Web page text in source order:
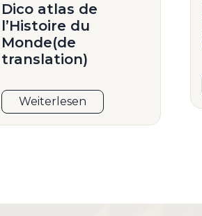
Dico atlas de
l’Histoire du
Monde(de
translation)
Weiterlesen